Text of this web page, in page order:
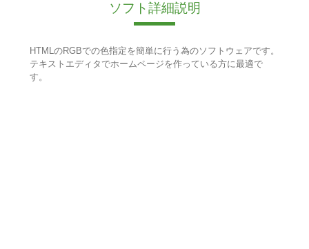
ソフト詳細説明
HTMLのRGBでの色指定を簡単に行う為のソフトウェアです。
テキストエディタでホームページを作っている方に最適で
す。